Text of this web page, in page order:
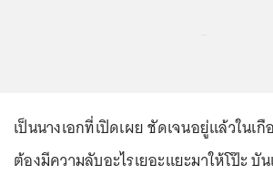
เป็นนางเอกที่เปิดเผย ชัดเจนอยู่แล้วในเกื
ต้องมีความลับอะไรเยอะแยะมาให้โป๊ะ บั